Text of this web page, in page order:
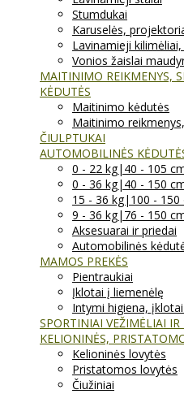
Stumdukai
Karuselės,
Lavinamieji
Vonios žaislai
MAITINIMO REIKMENYS,
KĖDUTĖS
Maitinimo kėdutės
Maitinimo
ČIULPTUKAI
AUTOMOBILINĖS
0 - 22 kg|40 - 105
0 - 36 kg|40 - 150
15 - 36 kg|100 -
9 - 36 kg|76 - 150
Aksesuarai ir priedai
Automobilinės
MAMOS PREKĖS
Pientraukiai
Įklotai į liemenėlę
Intymi higiena,
SPORTINIAI VEŽIMĖLIAI IR
KELIONINĖS,
Kelioninės lovytės
Pristatomos lovytės
Čiužiniai